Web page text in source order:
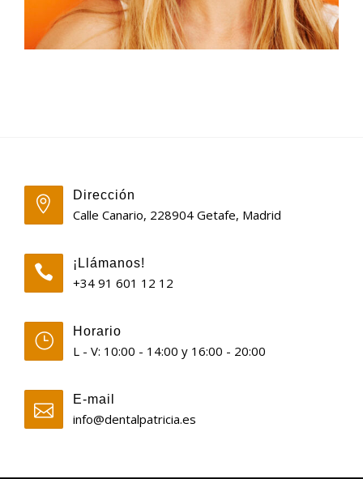
Dirección
Calle Canario, 228904 Getafe, Madrid
¡Llámanos!
+34 91 601 12 12
Horario
L - V: 10:00 - 14:00 y 16:00 - 20:00
E-mail
info@dentalpatricia.es